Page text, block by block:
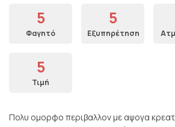
5
Φαγητό
5
Εξυπηρέτηση
5
Τιμή
Πολυ ομορφο περιβαλλον με αψογα